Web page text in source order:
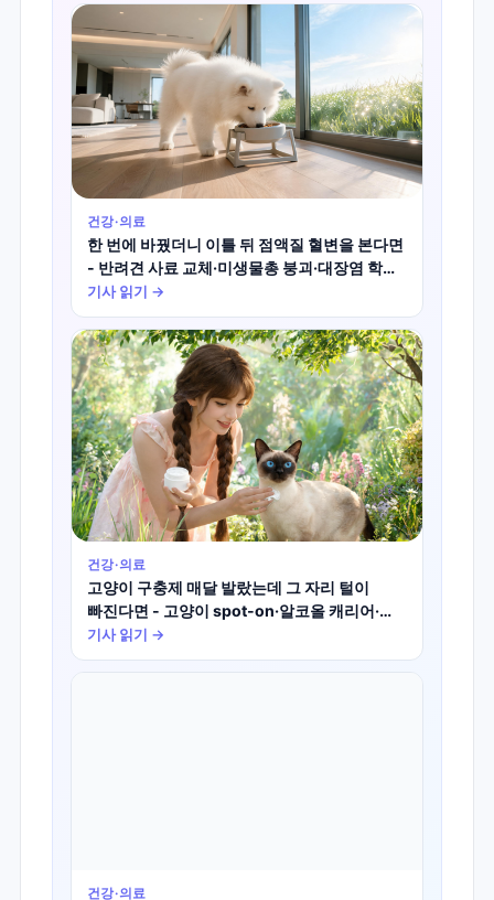
건강·의료
한 번에 바꿨더니 이틀 뒤 점액질 혈변을 본다면
- 반려견 사료 교체·미생물총 붕괴·대장염 학술
진실
기사 읽기 →
건강·의료
고양이 구충제 매달 발랐는데 그 자리 털이
빠진다면 - 고양이 spot-on·알코올 캐리어·
국소 탈모 학술 진실
기사 읽기 →
건강·의료